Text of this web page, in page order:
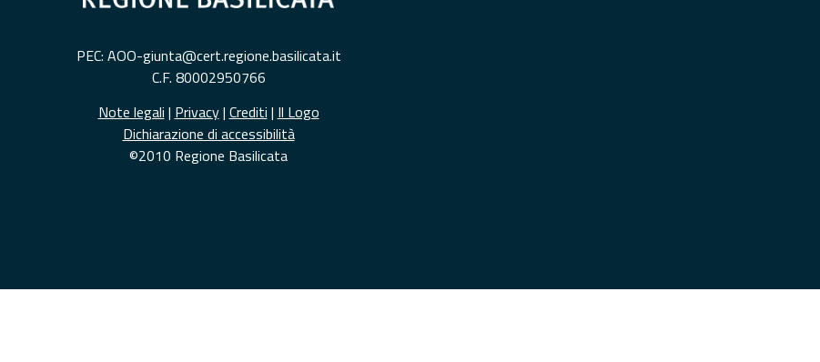
PEC: AOO-giunta@cert.regione.basilicata.it
C.F. 80002950766
Note legali | Privacy| Crediti | Il Logo
Dichiarazione di accessibilità
©2010 Regione Basilicata